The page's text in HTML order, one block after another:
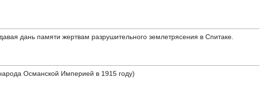
дань памяти жертвам разрушительного землетрясения в Спитаке.
Османской Империей в 1915 году)